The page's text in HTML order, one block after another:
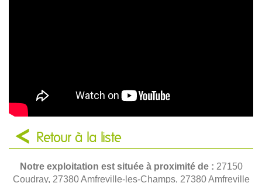
Retour à la liste
Notre exploitation est située à proximité de : 27150
Coudray, 27380 Amfreville-les-Champs, 27380 Amfreville